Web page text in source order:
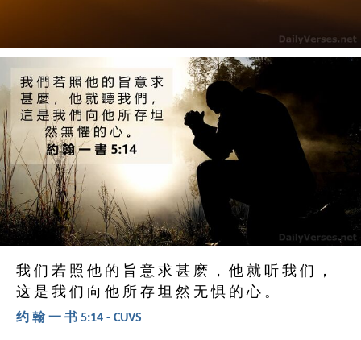
我 们 若 照 他 的 旨 意 求 甚 麽 ， 他 就 听 我 们 ，
这 是 我 们 向 他 所 存 坦 然 无 惧 的 心 。
约 翰 一 书 5:14 - CUVS